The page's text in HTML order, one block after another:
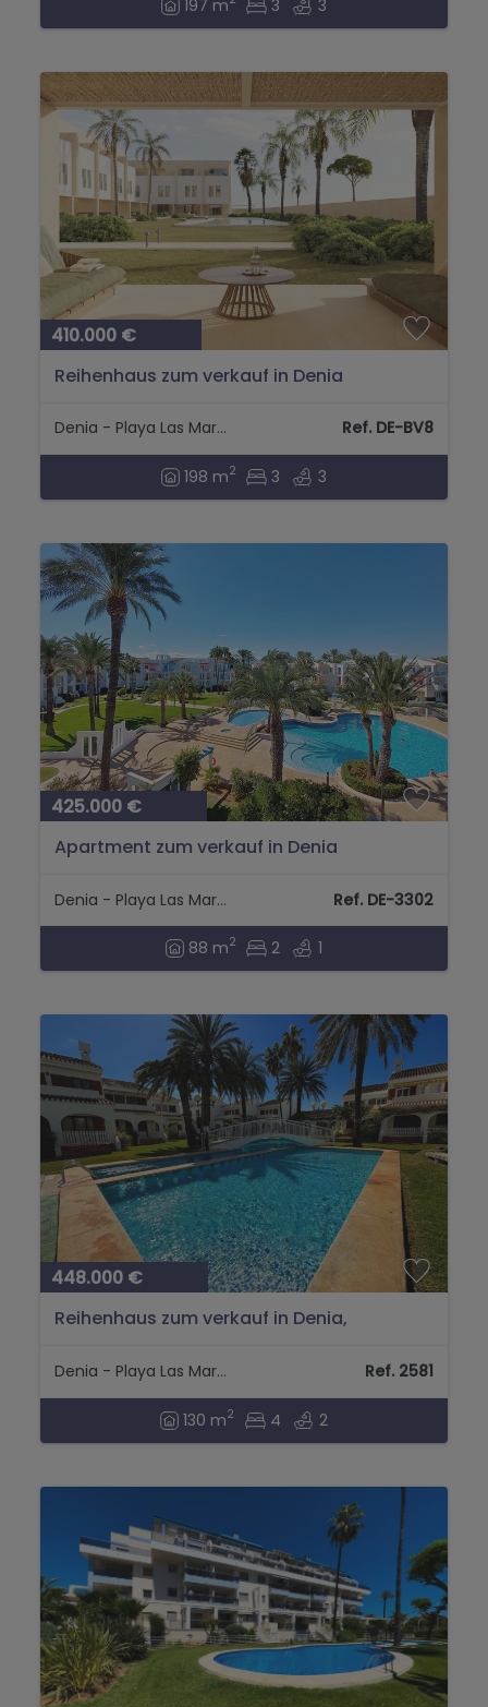
197 m 3 3
410.000 €
Reihenhaus zum verkauf in Denia
Denia - Playa Las Marinas Ref. DE-BV8
198 m2 3 3
425.000 €
Apartment zum verkauf in Denia
Denia - Playa Las Marinas Ref. DE-3302
88 m2 2 1
448.000 €
Reihenhaus zum verkauf in Denia,
Denia - Playa Las Marinas Ref. 2581
130 m2 4 2